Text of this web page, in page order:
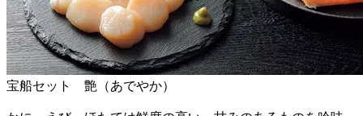
宝船セット 艶（あでやか）